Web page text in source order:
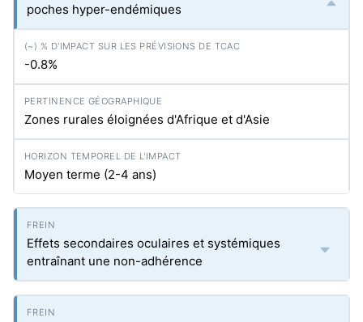
poches hyper-endémiques
-0.8%
Zones rurales éloignées d'Afrique et d'Asie
Moyen terme (2-4 ans)
Effets secondaires oculaires et systémiques
entraînant une non-adhérence